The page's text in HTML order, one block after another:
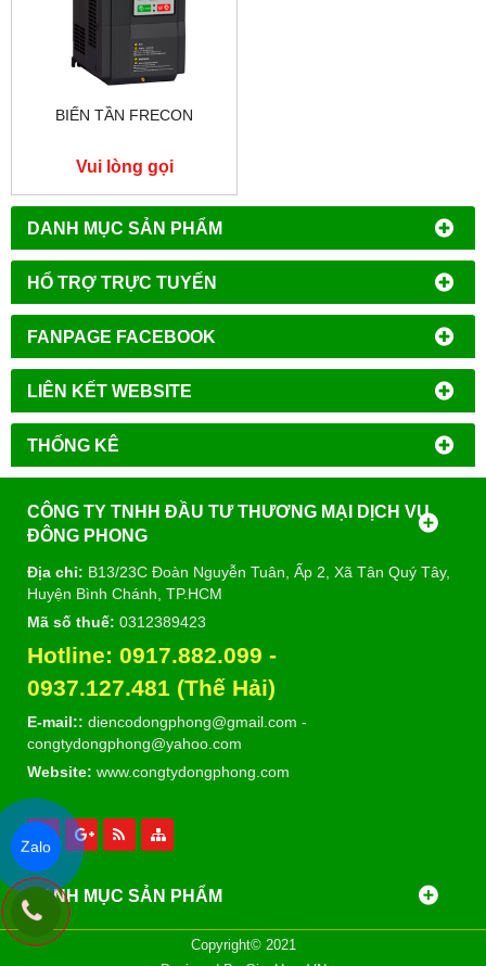
DANH MỤC SẢN PHẨM
HỔ TRỢ TRỰC TUYẾN
FANPAGE FACEBOOK
LIÊN KẾT WEBSITE
THỐNG KÊ
BIẾN TẦN FRECON
Vui lòng gọi
CÔNG TY TNHH ĐẦU TƯ THƯƠNG MẠI DỊCH VỤ
ĐÔNG PHONG
Địa chỉ: B13/23C Đoàn Nguyễn Tuân, Ấp 2, Xã Tân Quý Tây,
Huyện Bình Chánh, TP.HCM
Mã số thuế: 0312389423
Hotline: 0917.882.099 -
0937.127.481 (Thế Hải)
E-mail:: diencodongphong@gmail.com -
congtydongphong@yahoo.com
Website: www.congtydongphong.com
DANH MỤC SẢN PHẨM
Copyright© 2021
Zalo